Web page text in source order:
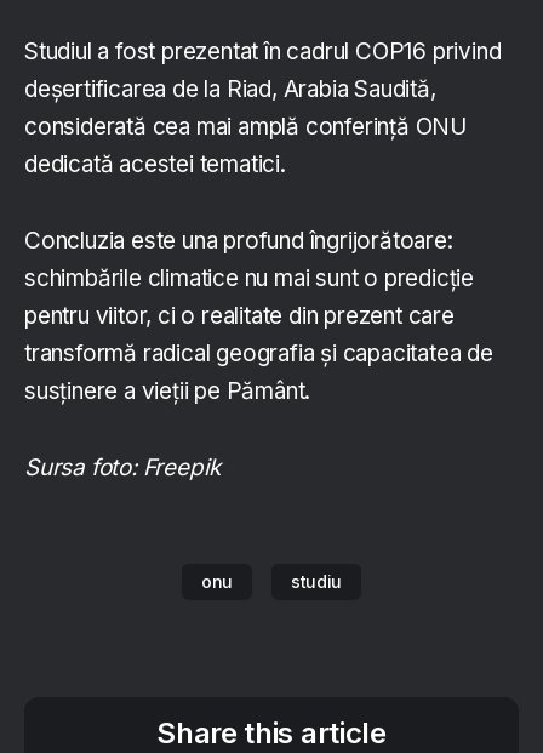
Studiul a fost prezentat în cadrul COP16 privind
deșertificarea de la Riad, Arabia Saudită,
considerată cea mai amplă conferință ONU
dedicată acestei tematici.
Concluzia este una profund îngrijorătoare:
schimbările climatice nu mai sunt o predicție
pentru viitor, ci o realitate din prezent care
transformă radical geografia și capacitatea de
susținere a vieții pe Pământ.
Sursa foto: Freepik
onu studiu
Share this article